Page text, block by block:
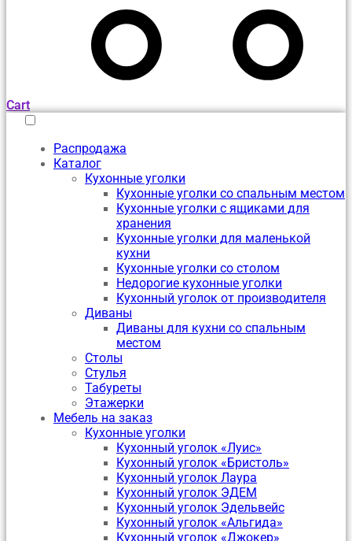
Cart
Распродажа
Каталог
Кухонные уголки
Кухонные уголки со спальным местом
Кухонные уголки с ящиками для
хранения
Кухонные уголки для маленькой
кухни
Кухонные уголки со столом
Недорогие кухонные уголки
Кухонный уголок от производителя
Диваны
Диваны для кухни со спальным
местом
Столы
Стулья
Табуреты
Этажерки
Мебель на заказ
Кухонные уголки
Кухонный уголок «Луис»
Кухонный уголок «Бристоль»
Кухонный уголок Лаура
Кухонный уголок ЭДЕМ
Кухонный уголок Эдельвейс
Кухонный уголок «Альгида»
Кухонный уголок «Джокер»